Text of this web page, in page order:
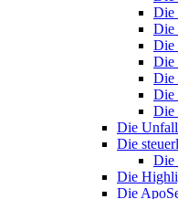
Die
Die
Die
Die
Die
Die
Die
Die
Die
Die
Die
Die